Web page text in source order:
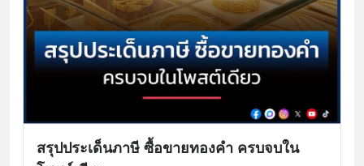
สรุปประเด็นภาษี ซื้อขายทองคำ ครบจบใน